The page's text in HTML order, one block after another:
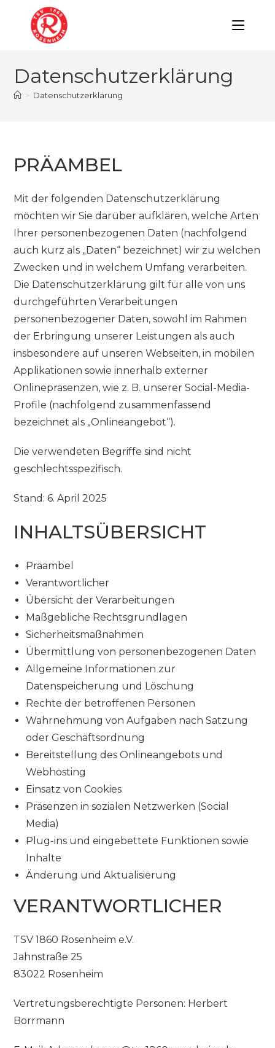
springen
Datenschutzerklärung
> Datenschutzerklärung
PRÄAMBEL
Mit der folgenden Datenschutzerklärung
möchten wir Sie darüber aufklären, welche Arten
Ihrer personenbezogenen Daten (nachfolgend
auch kurz als „Daten“ bezeichnet) wir zu welchen
Zwecken und in welchem Umfang verarbeiten.
Die Datenschutzerklärung gilt für alle von uns
durchgeführten Verarbeitungen
personenbezogener Daten, sowohl im Rahmen
der Erbringung unserer Leistungen als auch
insbesondere auf unseren Webseiten, in mobilen
Applikationen sowie innerhalb externer
Onlinepräsenzen, wie z. B. unserer Social-Media-
Profile (nachfolgend zusammenfassend
bezeichnet als „Onlineangebot“).
Die verwendeten Begriffe sind nicht
geschlechtsspezifisch.
Stand: 6. April 2025
INHALTSÜBERSICHT
Präambel
Verantwortlicher
Übersicht der Verarbeitungen
Maßgebliche Rechtsgrundlagen
Sicherheitsmaßnahmen
Übermittlung von personenbezogenen Daten
Allgemeine Informationen zur
Datenspeicherung und Löschung
Rechte der betroffenen Personen
Wahrnehmung von Aufgaben nach Satzung
oder Geschäftsordnung
Bereitstellung des Onlineangebots und
Webhosting
Einsatz von Cookies
Präsenzen in sozialen Netzwerken (Social
Media)
Plug-ins und eingebettete Funktionen sowie
Inhalte
Änderung und Aktualisierung
VERANTWORTLICHER
TSV 1860 Rosenheim e.V.
Jahnstraße 25
83022 Rosenheim
Vertretungsberechtigte Personen: Herbert
Borrmann